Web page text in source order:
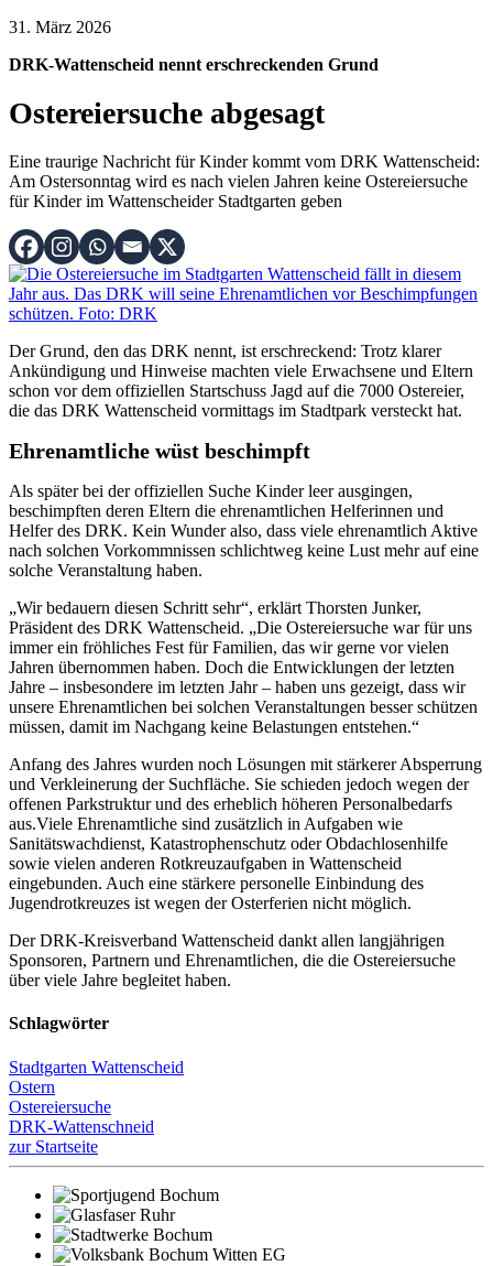
31. März 2026
DRK-Wattenscheid nennt erschreckenden Grund
Ostereiersuche abgesagt
Eine traurige Nachricht für Kinder kommt vom DRK Wattenscheid:
Am Ostersonntag wird es nach vielen Jahren keine Ostereiersuche
für Kinder im Wattenscheider Stadtgarten geben
Der Grund, den das DRK nennt, ist erschreckend: Trotz klarer
Ankündigung und Hinweise machten viele Erwachsene und Eltern
schon vor dem offiziellen Startschuss Jagd auf die 7000 Ostereier,
die das DRK Wattenscheid vormittags im Stadtpark versteckt hat.
Ehrenamtliche wüst beschimpft
Als später bei der offiziellen Suche Kinder leer ausgingen,
beschimpften deren Eltern die ehrenamtlichen Helferinnen und
Helfer des DRK. Kein Wunder also, dass viele ehrenamtlich Aktive
nach solchen Vorkommnissen schlichtweg keine Lust mehr auf eine
solche Veranstaltung haben.
„Wir bedauern diesen Schritt sehr“, erklärt Thorsten Junker,
Präsident des DRK Wattenscheid. „Die Ostereiersuche war für uns
immer ein fröhliches Fest für Familien, das wir gerne vor vielen
Jahren übernommen haben. Doch die Entwicklungen der letzten
Jahre – insbesondere im letzten Jahr – haben uns gezeigt, dass wir
unsere Ehrenamtlichen bei solchen Veranstaltungen besser schützen
müssen, damit im Nachgang keine Belastungen entstehen.“
Anfang des Jahres wurden noch Lösungen mit stärkerer Absperrung
und Verkleinerung der Suchfläche. Sie schieden jedoch wegen der
offenen Parkstruktur und des erheblich höheren Personalbedarfs
aus.Viele Ehrenamtliche sind zusätzlich in Aufgaben wie
Sanitätswachdienst, Katastrophenschutz oder Obdachlosenhilfe
sowie vielen anderen Rotkreuzaufgaben in Wattenscheid
eingebunden. Auch eine stärkere personelle Einbindung des
Jugendrotkreuzes ist wegen der Osterferien nicht möglich.
Der DRK-Kreisverband Wattenscheid dankt allen langjährigen
Sponsoren, Partnern und Ehrenamtlichen, die die Ostereiersuche
über viele Jahre begleitet haben.
Schlagwörter
Stadtgarten Wattenscheid
Ostern
Ostereiersuche
DRK-Wattenschneid
zur Startseite